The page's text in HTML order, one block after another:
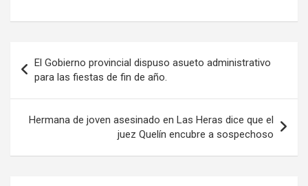
de
entradas
El Gobierno provincial dispuso asueto administrativo
para las fiestas de fin de año.
Hermana de joven asesinado en Las Heras dice que el
juez Quelín encubre a sospechoso